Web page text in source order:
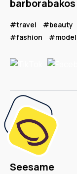
barborabakos
#travel #beauty
#fashion
#model
Seesame